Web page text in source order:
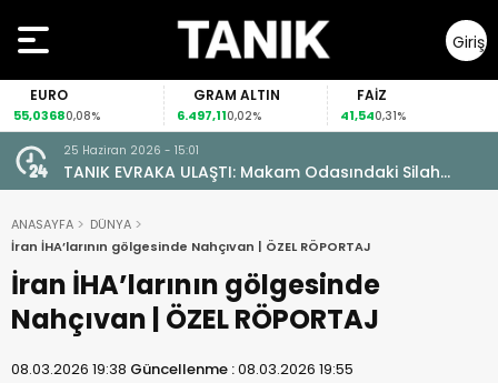
Giriş
Yap
GRAM ALTIN
0,02% 0,31%
25 Haziran 2026 - 15:01
TANIK EVRAKA ULAŞTI: Makam Odasındaki Silah
Ruhsatsız Çıktı!
ANASAYFA
DÜNYA
İran İHA’larının gölgesinde Nahçıvan | ÖZEL RÖPORTAJ
İran İHA’larının gölgesinde
Nahçıvan | ÖZEL RÖPORTAJ
08.03.2026 19:38 Güncellenme :08.03.2026 19:55